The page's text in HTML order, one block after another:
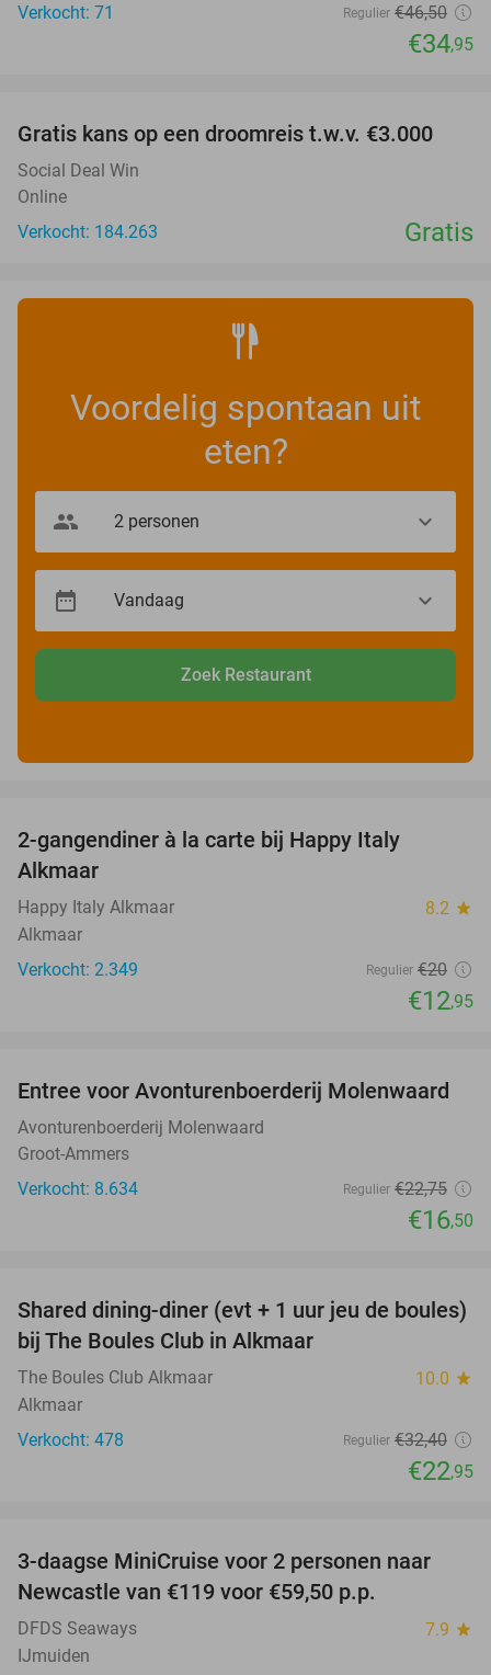
Verkocht: 71
Regulier €46,50
€34,95
Gratis kans op een droomreis t.w.v. €3.000
Social Deal Win
Online
Verkocht: 184.263
Gratis
Voordelig spontaan uit
eten?
Zoek Restaurant
2-gangendiner à la carte bij Happy Italy
Alkmaar
Happy Italy Alkmaar 8.2 star
Alkmaar
Verkocht: 2.349
Regulier €20
€12,95
27%
Entree voor Avonturenboerderij Molenwaard
Avonturenboerderij Molenwaard
Groot-Ammers
Verkocht: 8.634
Regulier €22,75
€16,50
29%
Shared dining-diner (evt + 1 uur jeu de boules)
bij The Boules Club in Alkmaar
The Boules Club Alkmaar 10.0 star
Alkmaar
Verkocht: 478
Regulier €32,40
€22,95
50%
3-daagse MiniCruise voor 2 personen naar
Newcastle van €119 voor €59,50 p.p.
DFDS Seaways 7.9 star
IJmuiden